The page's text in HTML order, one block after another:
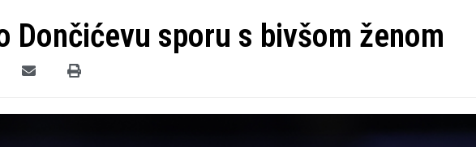
Dončićevu sporu s bivšom ženom